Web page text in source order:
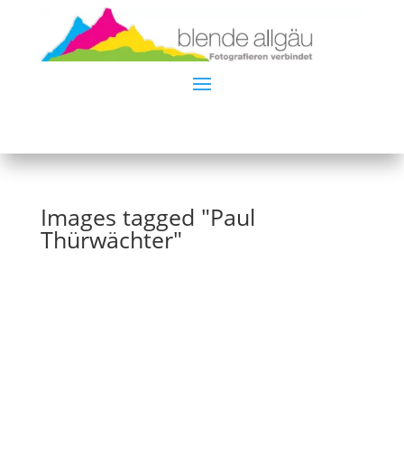
Images tagged "Paul
Thürwächter"